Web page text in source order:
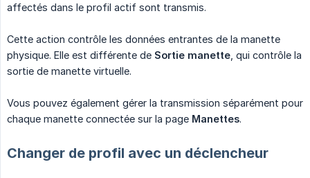
affectés dans le profil actif sont transmis.
Cette action contrôle les données entrantes de la manette
physique. Elle est différente de Sortie manette , qui contrôle la
sortie de manette virtuelle.
Vous pouvez également gérer la transmission séparément pour
chaque manette connectée sur la page Manettes.
Changer de profil avec un déclencheur